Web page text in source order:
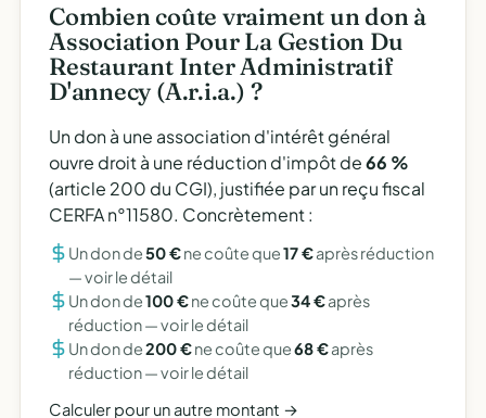
Combien coûte vraiment un don à
Association Pour La Gestion Du
Restaurant Inter Administratif
D'annecy (A.r.i.a.) ?
Un don à une association d'intérêt général
ouvre droit à une réduction d'impôt de66 %
(article 200 du CGI), justifiée par un reçu fiscal
CERFA n°11580. Concrètement :
Un don de50 €ne coûte que17 €après réduction
—voir le détail
Un don de100 €ne coûte que34 €après
réduction —voir le détail
Un don de200 €ne coûte que68 €après
réduction —voir le détail
Calculer pour un autre montant →